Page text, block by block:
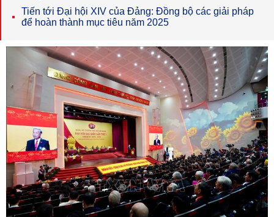
Tiến tới Đại hội XIV của Đảng: Đồng bộ các giải pháp
để hoàn thành mục tiêu năm 2025